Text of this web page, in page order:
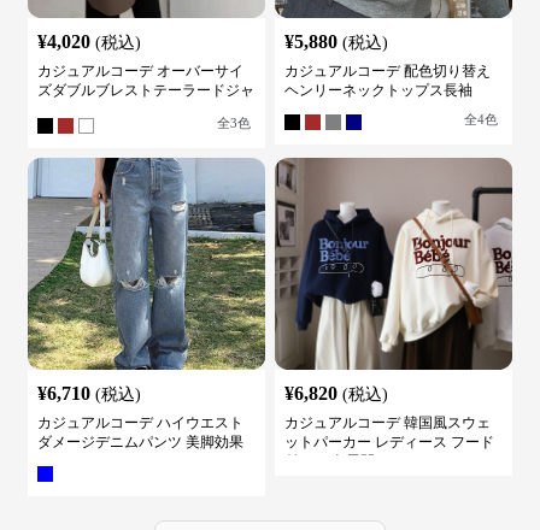
¥4,020 (税込)
カジュアルコーデ オーバーサイ
ズダブルブレストテーラードジャ
全3色
¥5,880 (税込)
カジュアルコーデ 配色切り替え
ヘンリーネックトップス長袖
全4色
¥6,710 (税込)
カジュアルコーデ ハイウエスト
ダメージデニムパンツ 美脚効果
¥6,820 (税込)
カジュアルコーデ 韓国風スウェ
ットパーカー レディース フード